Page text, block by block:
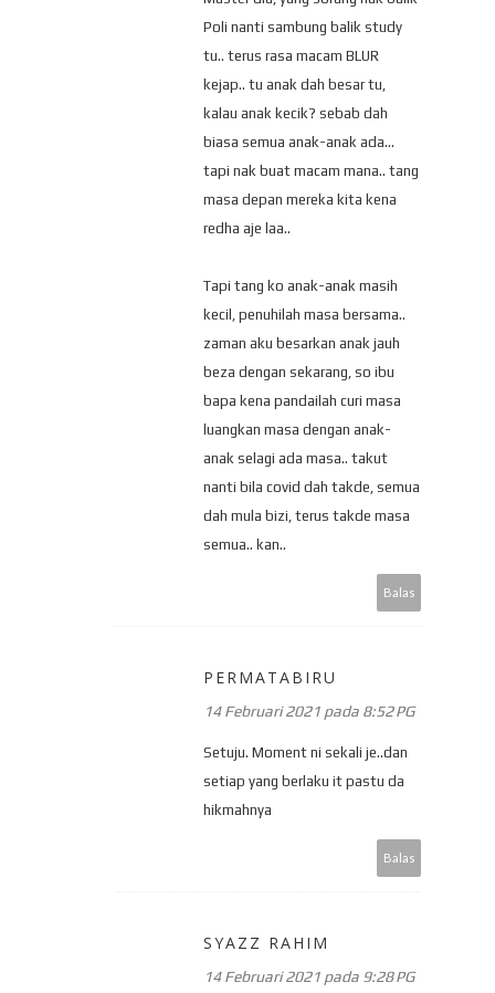
Poli nanti sambung balik study
tu.. terus rasa macam BLUR
kejap.. tu anak dah besar tu,
kalau anak kecik? sebab dah
biasa semua anak-anak ada...
tapi nak buat macam mana.. tang
masa depan mereka kita kena
redha aje laa..
Tapi tang ko anak-anak masih
kecil, penuhilah masa bersama..
zaman aku besarkan anak jauh
beza dengan sekarang, so ibu
bapa kena pandailah curi masa
luangkan masa dengan anak-
anak selagi ada masa.. takut
nanti bila covid dah takde, semua
dah mula bizi, terus takde masa
semua.. kan..
Balas
PERMATABIRU
14 Februari 2021 pada 8:52 PG
Setuju. Moment ni sekali je..dan
setiap yang berlaku it pastu da
hikmahnya
Balas
SYAZZ RAHIM
14 Februari 2021 pada 9:28 PG